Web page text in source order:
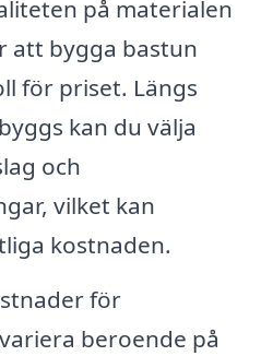
på materialen
att bygga bastun
för priset. Längs
kan du välja
och
vilket kan
kostnaden.
för
beroende på